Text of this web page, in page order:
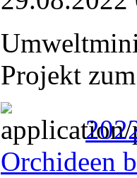
Projekt
Orchideen